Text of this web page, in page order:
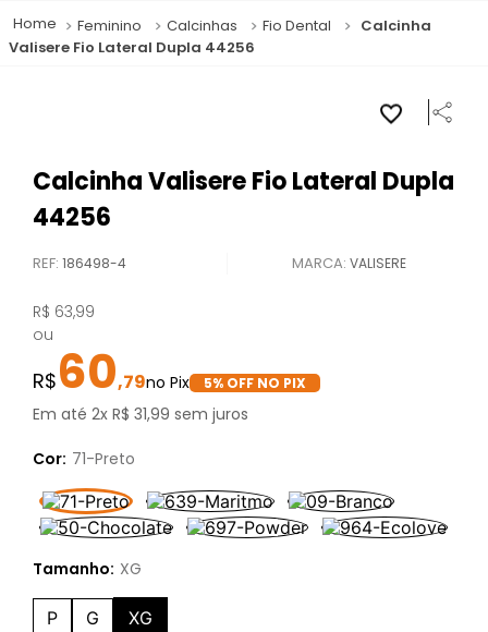
Feminino Calcinhas Fio Dental
Calcinha
Valisere Fio Lateral Dupla 44256
Calcinha Valisere Fio Lateral Dupla
44256
REF:186498-4 VALISERE
R$ 63,99
ou
60,79 5% OFF NO PIX
Em até2xR$ 31,99 sem juros
Cor: 71-Preto
Tamanho: XG
P G XG